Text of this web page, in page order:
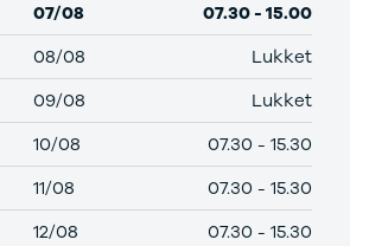
07/08 07.30- 15.00
08/08
Lukket
09/08
Lukket
10/08 07.30 - 15.30
11/08 07.30 - 15.30
12/08 07.30 - 15.30